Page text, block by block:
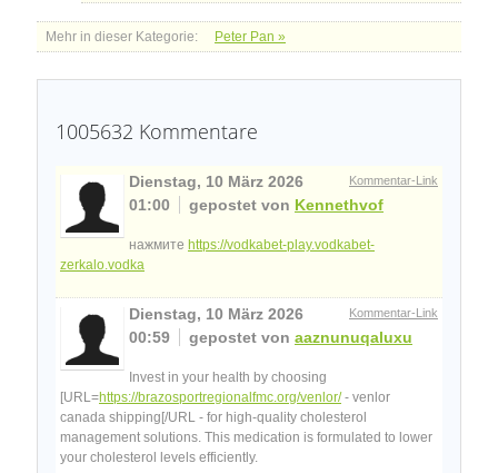
Mehr in dieser Kategorie: Peter Pan »
1005632 Kommentare
Kommentar-Link
Dienstag, 10 März 2026
01:00
gepostet von Kennethvof
нажмите https://vodkabet-play.vodkabet-
zerkalo.vodka
Kommentar-Link
Dienstag, 10 März 2026
00:59
gepostet von aaznunuqaluxu
Invest in your health by choosing
[URL=https://brazosportregionalfmc.org/venlor/- venlor
canada shipping[/URL - for high-quality cholesterol
management solutions. This medication is formulated to lower
your cholesterol levels efficiently.